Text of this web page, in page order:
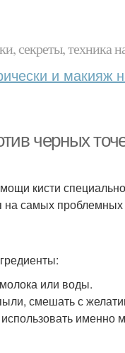
секреты, техника
и макияж
черных
кисти
самых проблемных
или воды.
смешать с
именно